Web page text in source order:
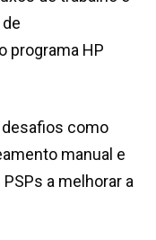
programa HP
como
manual e
a melhorar a